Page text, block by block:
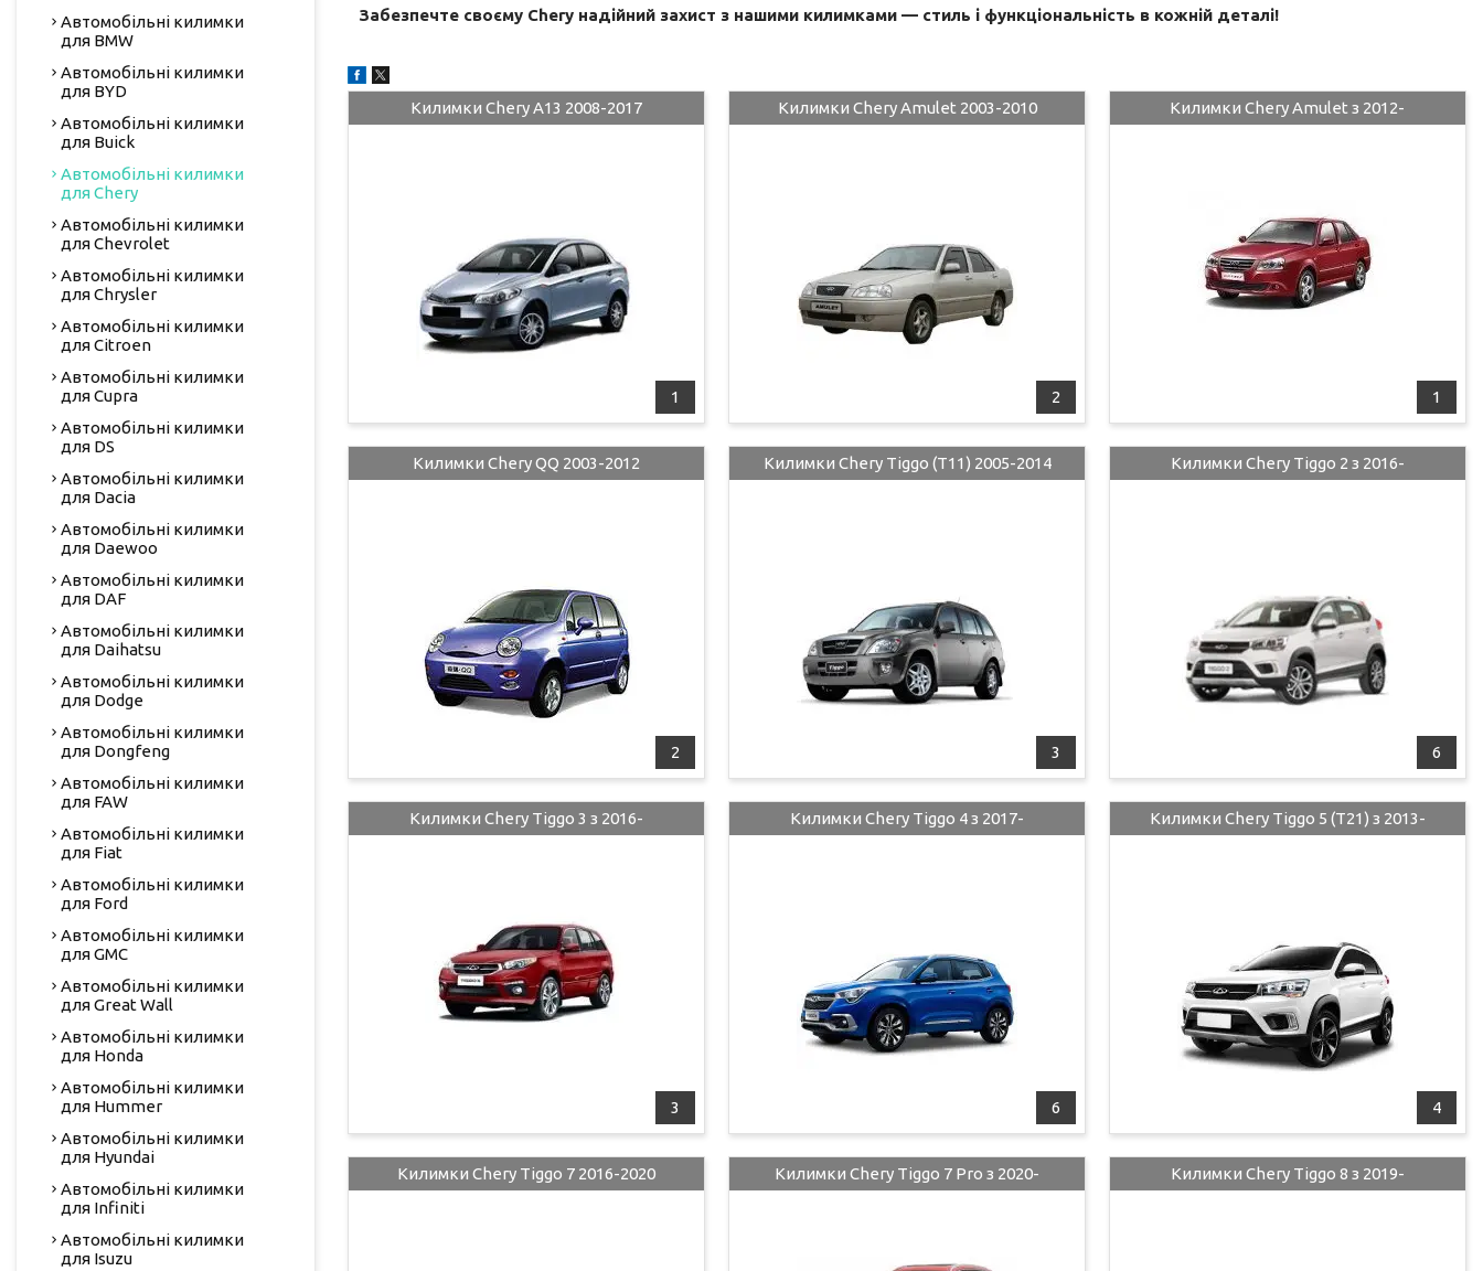
Забезпечте своєму Chery надійний захист з нашими килимками — стиль і функціональність в кожній деталі!
1
Килимки Chery A13 2008-2017
2
Килимки Chery Amulet 2003-2010
1
Килимки Chery Amulet з 2012-
2
Килимки Chery QQ 2003-2012
3
Килимки Chery Tiggo (T11) 2005-2014
6
Килимки Chery Tiggo 2 з 2016-
3
Килимки Chery Tiggo 3 з 2016-
6
Килимки Chery Tiggo 4 з 2017-
4
Килимки Chery Tiggo 5 (T21) з 2013-
Килимки Chery Tiggo 7 2016-2020 Килимки Chery Tiggo 7 Pro з 2020- Килимки Chery Tiggo 8 з 2019-
Автомобільні килимки
для BMW
Автомобільні килимки
для BYD
Автомобільні килимки
для Buick
Автомобільні килимки
для Chery
Автомобільні килимки
для Chevrolet
Автомобільні килимки
для Chrysler
Автомобільні килимки
для Citroen
Автомобільні килимки
для Cupra
Автомобільні килимки
для DS
Автомобільні килимки
для Dacia
Автомобільні килимки
для Daewoo
Автомобільні килимки
для DAF
Автомобільні килимки
для Daihatsu
Автомобільні килимки
для Dodge
Автомобільні килимки
для Dongfeng
Автомобільні килимки
для FAW
Автомобільні килимки
для Fiat
Автомобільні килимки
для Ford
Автомобільні килимки
для GMC
Автомобільні килимки
для Great Wall
Автомобільні килимки
для Honda
Автомобільні килимки
для Hummer
Автомобільні килимки
для Hyundai
Автомобільні килимки
для Infiniti
Автомобільні килимки
для Isuzu